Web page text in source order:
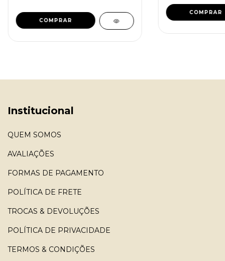
COMPRAR
COMPRAR
Institucional
QUEM SOMOS
AVALIAÇÕES
FORMAS DE PAGAMENTO
POLÍTICA DE FRETE
TROCAS & DEVOLUÇÕES
POLÍTICA DE PRIVACIDADE
TERMOS & CONDIÇÕES